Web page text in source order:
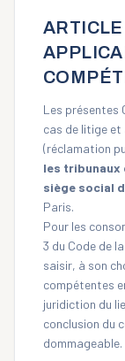
Les présentes
cas de litige
(réclamation
les tribunaux
siège social
Paris.
Pour les
3 du Code de
saisir, à son
compétentes
juridiction du
conclusion du
dommageable.